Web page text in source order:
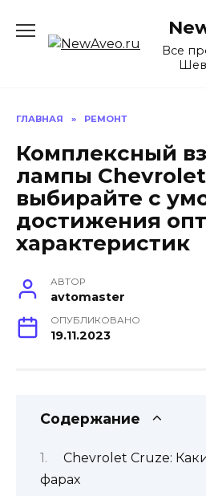
содержанию
Все
ГЛАВНАЯ » РЕМОНТ
Комплексный
лампы Chevrolet
выбирайте с
достижения
характеристик
АВТОР
avtomaster
ОПУБЛИКОВАНО
19.11.2023
Содержание
Chevrolet Cruze:
фарах